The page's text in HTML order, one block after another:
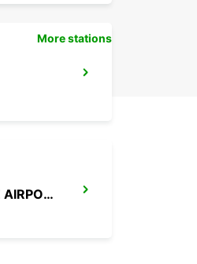
HOEDSPRUIT EASTGATE AIRPORT
More stations